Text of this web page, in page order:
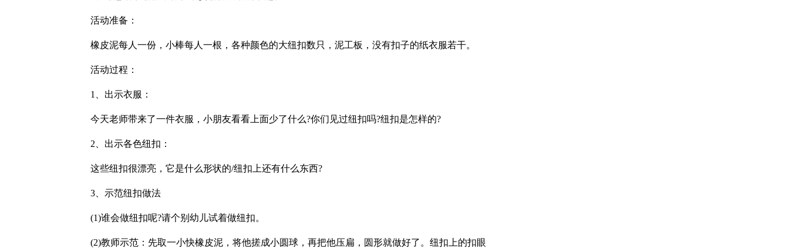
活动准备：
橡皮泥每人一份，小棒每人一根，各种颜色的大纽扣数只，泥工板，没有扣子的纸衣服若干。
活动过程：
1、出示衣服：
今天老师带来了一件衣服，小朋友看看上面少了什么?你们见过纽扣吗?纽扣是怎样的?
2、出示各色纽扣：
这些纽扣很漂亮，它是什么形状的/纽扣上还有什么东西?
3、示范纽扣做法
(1)谁会做纽扣呢?请个别幼儿试着做纽扣。
(2)教师示范：先取一小快橡皮泥，将他搓成小圆球，再把他压扁，圆形就做好了。纽扣上的扣眼